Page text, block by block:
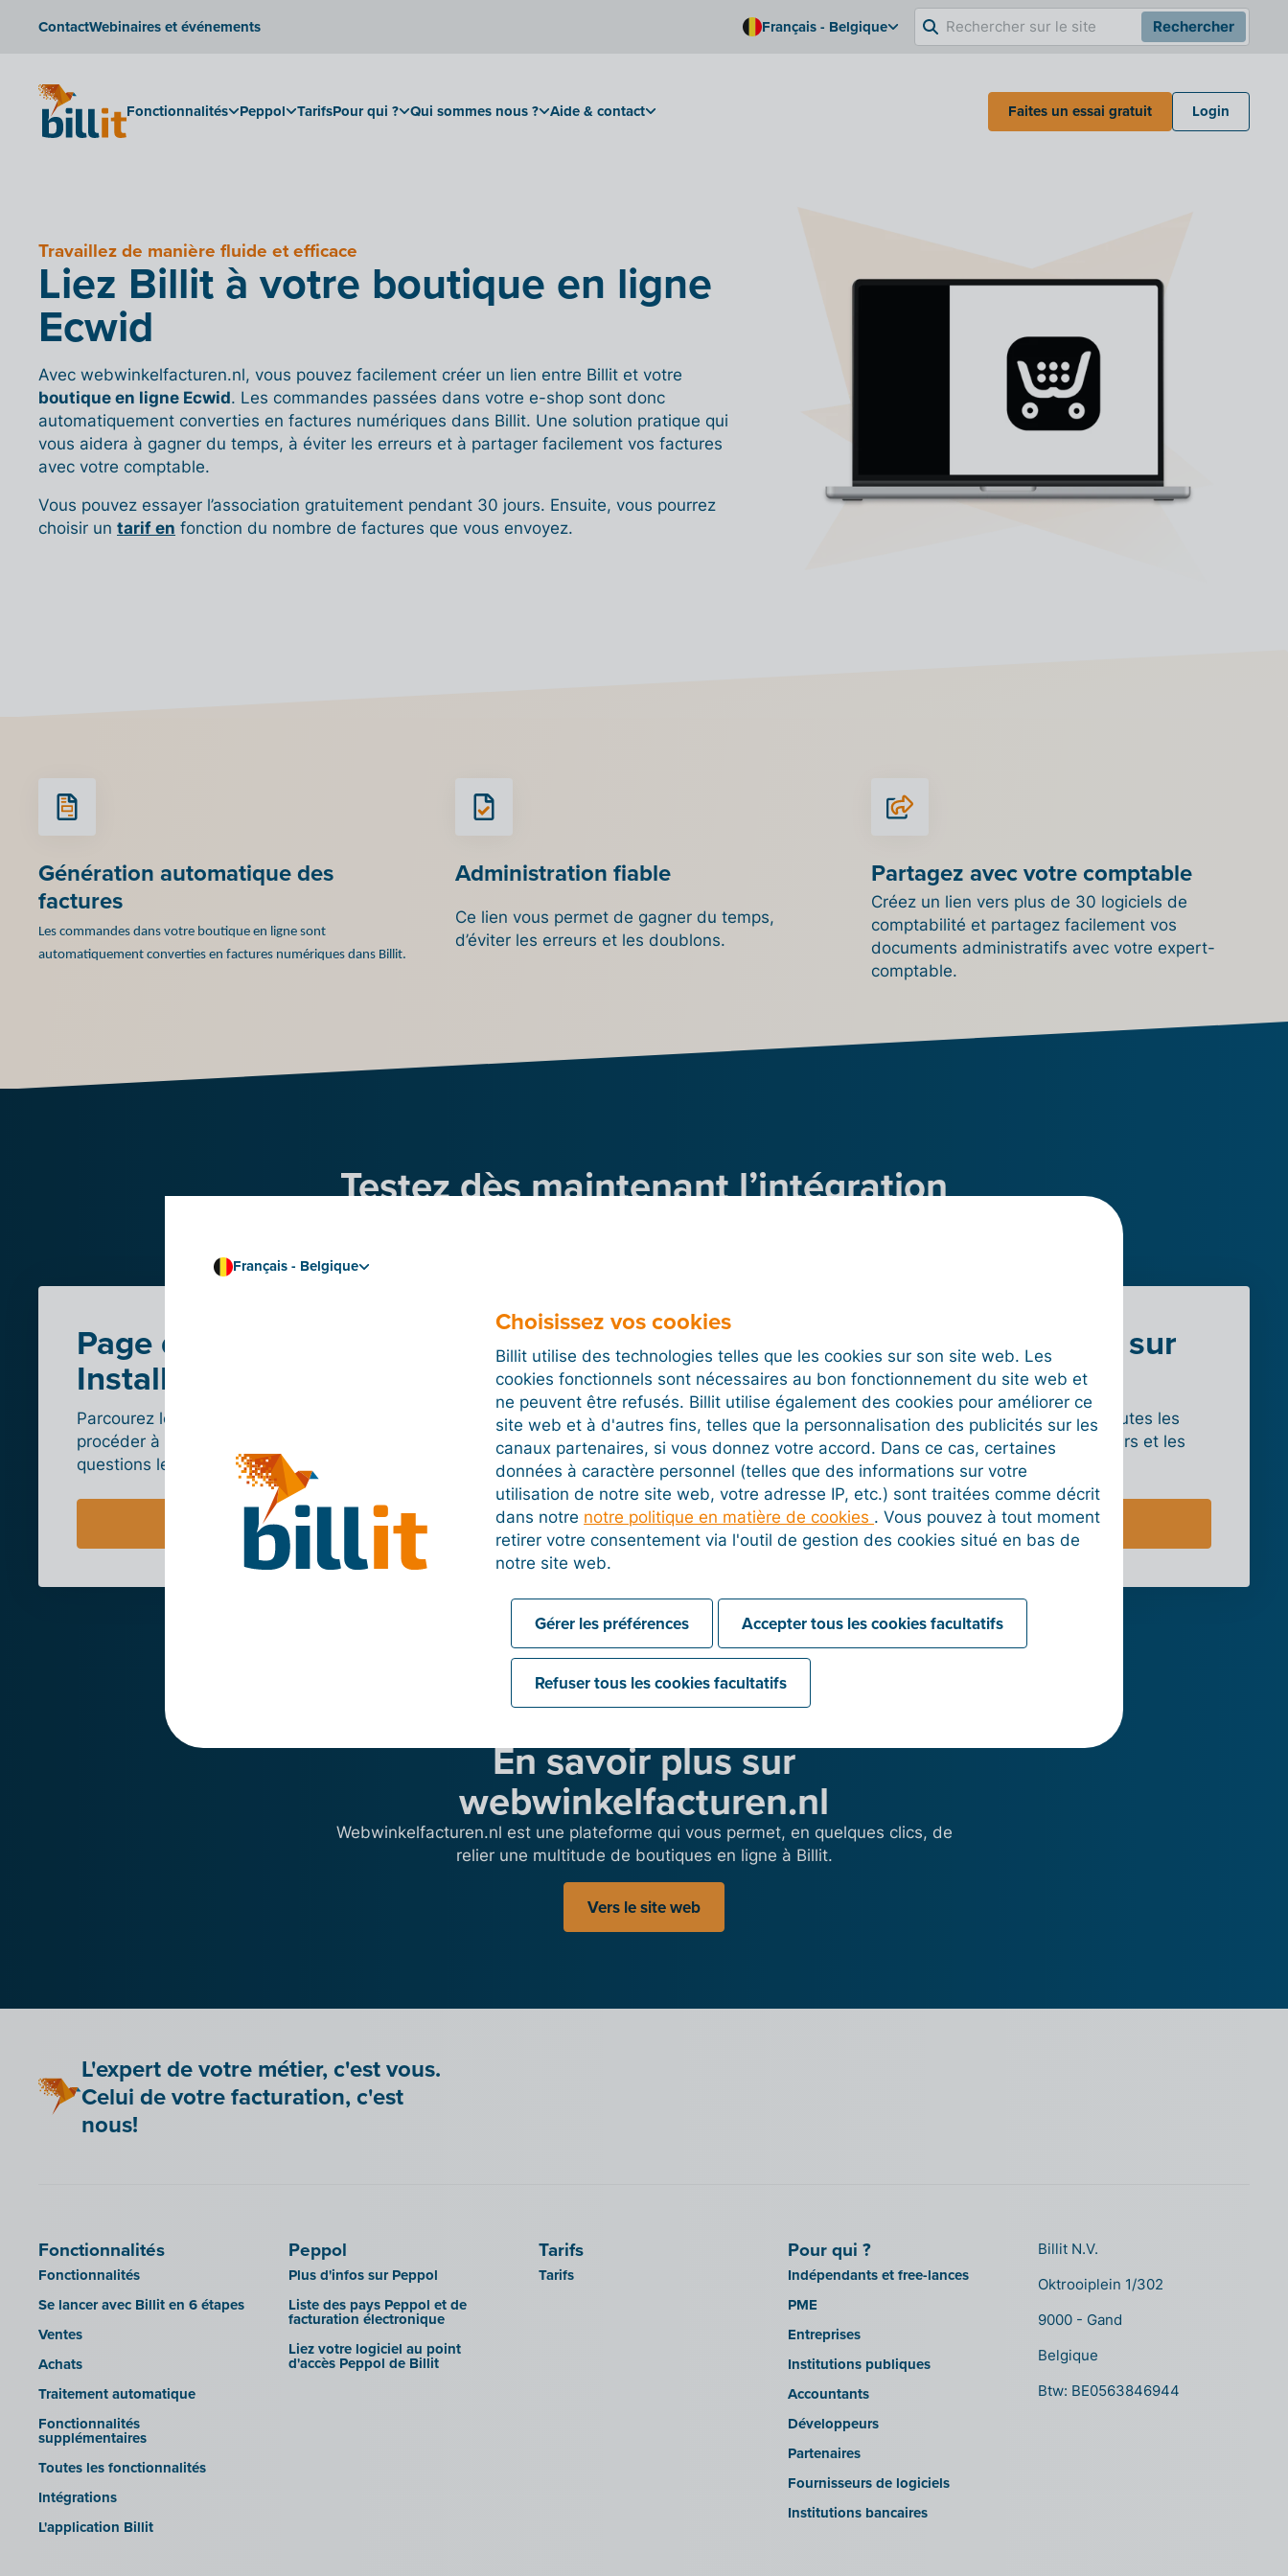
ContactWebinaires et événements Français - Belgique Rechercher
Fonctionnalités Peppol TarifsPour qui ? Qui sommes nous ? Aide & contact Faites un essai gratuit Login
Travaillez de manière fluide et efficace
Liez Billit à votre boutique en ligne
Ecwid
Avec webwinkelfacturen.nl, vous pouvez facilement créer un lien entre Billit et votre
boutique en ligne Ecwid. Les commandes passées dans votre e-shop sont donc
automatiquement converties en factures numériques dans Billit. Une solution pratique qui
vous aidera à gagner du temps, à éviter les erreurs et à partager facilement vos factures
avec votre comptable.
Vous pouvez essayer l’association gratuitement pendant 30 jours. Ensuite, vous pourrez
choisir un tarif en fonction du nombre de factures que vous envoyez.
Génération automatique des
factures
Les commandes dans votre boutique en ligne sont
automatiquement converties en factures numériques dans Billit.
Administration fiable
Ce lien vous permet de gagner du temps,
d’éviter les erreurs et les doublons.
Partagez avec votre comptable
Créez un lien vers plus de 30 logiciels de
comptabilité et partagez facilement vos
documents administratifs avec votre expert-
comptable.
Testez dès maintenant l’intégration
Page d’aide
Installation
Parcourez les étapes à suivre pour
procéder à l’intégration et lisez les
questions les plus fréquentes.
Créez un compte
Billit
Testez gratuitement toutes les
fonctions de Billit pendant 15 jours.
Faites un essai gratuit pendant
15 jours
En savoir plus sur
Ecwid
Découvrez plus en détail toutes les
possibilités pour les vendeurs et les
tarifs.
Vers le site web
En savoir plus sur
webwinkelfacturen.nl
Webwinkelfacturen.nl est une plateforme qui vous permet, en quelques clics, de
relier une multitude de boutiques en ligne à Billit.
Vers le site web
L'expert de votre métier, c'est vous.
Celui de votre facturation, c'est
nous!
Fonctionnalités
Fonctionnalités
Se lancer avec Billit en 6 étapes
Ventes
Achats
Traitement automatique
Fonctionnalités
supplémentaires
Toutes les fonctionnalités
Intégrations
L'application Billit
Peppol
Plus d'infos sur Peppol
Liste des pays Peppol et de
facturation électronique
Liez votre logiciel au point
d'accès Peppol de Billit
Tarifs
Tarifs
Pour qui ?
Indépendants et free-lances
PME
Entreprises
Institutions publiques
Accountants
Développeurs
Partenaires
Fournisseurs de logiciels
Institutions bancaires
Billit N.V.
Oktrooiplein 1/302
9000 - Gand
Belgique
Btw: BE0563846944
Français - Belgique
Choisissez vos cookies
Billit utilise des technologies telles que les cookies sur son site web. Les
cookies fonctionnels sont nécessaires au bon fonctionnement du site web et
ne peuvent être refusés. Billit utilise également des cookies pour améliorer ce
site web et à d'autres fins, telles que la personnalisation des publicités sur les
canaux partenaires, si vous donnez votre accord. Dans ce cas, certaines
données à caractère personnel (telles que des informations sur votre
utilisation de notre site web, votre adresse IP, etc.) sont traitées comme décrit
dans notre notre politique en matière de cookies . Vous pouvez à tout moment
retirer votre consentement via l'outil de gestion des cookies situé en bas de
notre site web.
Gérer les préférences Accepter tous les cookies facultatifs
Refuser tous les cookies facultatifs